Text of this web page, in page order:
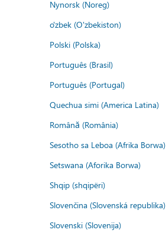
Nynorsk (Noreg)
o'zbek (O'zbekiston)
Polski (Polska)
Português (Brasil)
Português (Portugal)
Quechua simi (America Latina)
Română (România)
Sesotho sa Leboa (Afrika Borwa)
Setswana (Aforika Borwa)
Shqip (shqipëri)
Slovenčina (Slovenská republika)
Slovenski (Slovenija)